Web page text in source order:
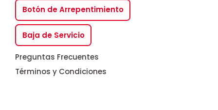
Botón de Arrepentimiento
Baja de Servicio
Preguntas Frecuentes
Términos y Condiciones